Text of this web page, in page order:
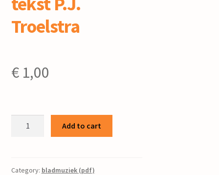
Troelstra
€1,00
zang
Add to cart
Category: bladmuziek (pdf)